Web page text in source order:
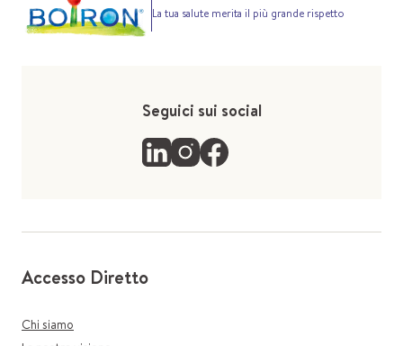
La tua salute merita il più grande rispetto
Seguici sui social
Accesso Diretto
Chi siamo